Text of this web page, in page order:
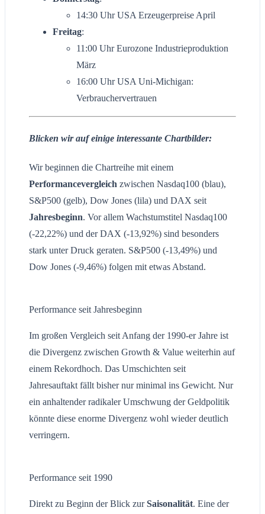
14:30 Uhr USA Erzeugerpreise April
Freitag:
11:00 Uhr Eurozone Industrieproduktion
März
16:00 Uhr USA Uni-Michigan:
Verbrauchervertrauen
Blicken wir auf einige interessante Chartbilder:
Wir beginnen die Chartreihe mit einem
Performancevergleich zwischen Nasdaq100 (blau),
S&P500 (gelb), Dow Jones (lila) und DAX seit
Jahresbeginn. Vor allem Wachstumstitel Nasdaq100
(-22,22%) und der DAX (-13,92%) sind besonders
stark unter Druck geraten. S&P500 (-13,49%) und
Dow Jones (-9,46%) folgen mit etwas Abstand.
Performance seit Jahresbeginn
Im großen Vergleich seit Anfang der 1990-er Jahre ist
die Divergenz zwischen Growth & Value weiterhin auf
einem Rekordhoch. Das Umschichten seit
Jahresauftakt fällt bisher nur minimal ins Gewicht. Nur
ein anhaltender radikaler Umschwung der Geldpolitik
könnte diese enorme Divergenz wohl wieder deutlich
verringern.
Performance seit 1990
Direkt zu Beginn der Blick zurSaisonalität. Eine der